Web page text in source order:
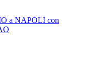
a NAPOLI con